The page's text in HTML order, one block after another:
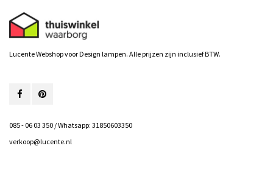
Lucente Webshop voor Design lampen. Alle prijzen zijn inclusief BTW.
085 - 06 03 350 / Whatsapp: 31850603350
verkoop@lucente.nl